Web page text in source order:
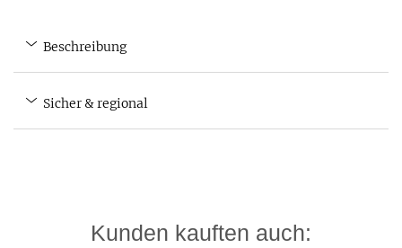
Beschreibung
Sicher & regional
Kunden kauften auch: